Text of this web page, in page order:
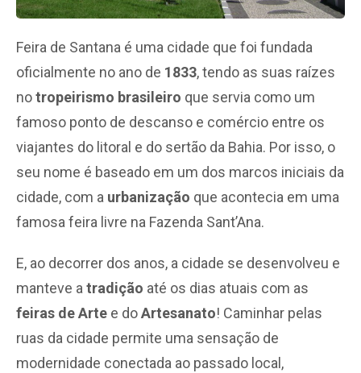
Feira de Santana é uma cidade que foi fundada
oficialmente no ano de 1833, tendo as suas raízes
notropeirismo brasileiro que servia como um
famoso ponto de descanso e comércio entre os
viajantes do litoral e do sertão da Bahia. Por isso, o
seu nome é baseado em um dos marcos iniciais da
cidade, com a urbanização que acontecia em uma
famosa feira livre na Fazenda Sant’Ana.
E, ao decorrer dos anos, a cidade se desenvolveu e
manteve a tradição até os dias atuais com as
feiras de Arte e doArtesanato! Caminhar pelas
ruas da cidade permite uma sensação de
modernidade conectada ao passado local,